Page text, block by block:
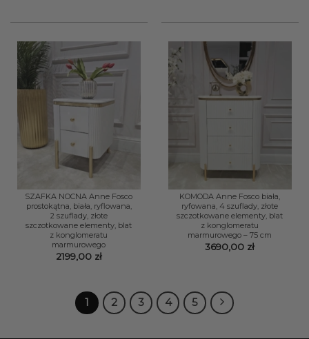
SZAFKA NOCNA Anne Fosco
prostokątna, biała, ryflowana,
2 szuflady, złote
szczotkowane elementy, blat
z konglomeratu
marmurowego
2199,00 zł
KOMODA Anne Fosco biała,
ryfowana, 4 szuflady, złote
szczotkowane elementy, blat
z konglomeratu
marmurowego – 75 cm
3690,00 zł
1 2 3 4 5